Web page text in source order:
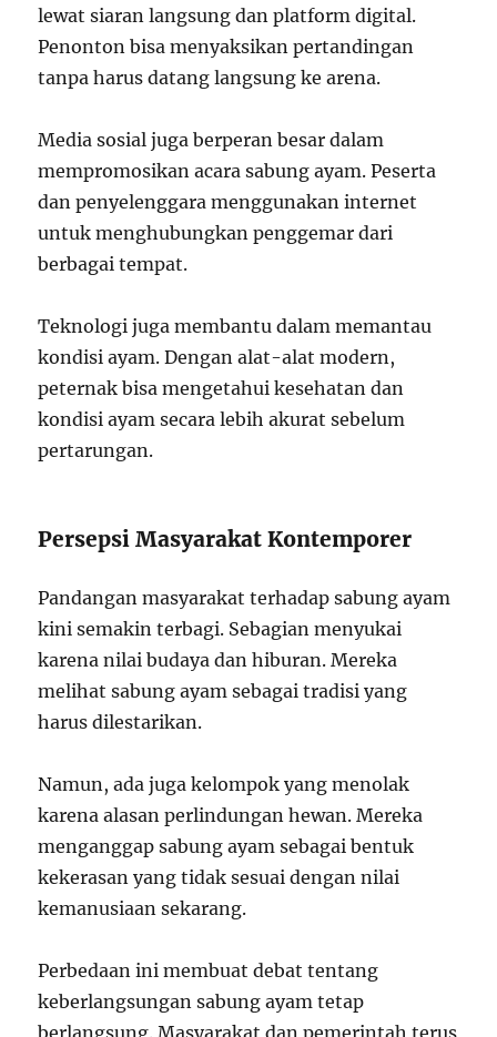
lewat siaran langsung dan platform digital.
Penonton bisa menyaksikan pertandingan
tanpa harus datang langsung ke arena.
Media sosial juga berperan besar dalam
mempromosikan acara sabung ayam. Peserta
dan penyelenggara menggunakan internet
untuk menghubungkan penggemar dari
berbagai tempat.
Teknologi juga membantu dalam memantau
kondisi ayam. Dengan alat-alat modern,
peternak bisa mengetahui kesehatan dan
kondisi ayam secara lebih akurat sebelum
pertarungan.
Persepsi Masyarakat Kontemporer
Pandangan masyarakat terhadap sabung ayam
kini semakin terbagi. Sebagian menyukai
karena nilai budaya dan hiburan. Mereka
melihat sabung ayam sebagai tradisi yang
harus dilestarikan.
Namun, ada juga kelompok yang menolak
karena alasan perlindungan hewan. Mereka
menganggap sabung ayam sebagai bentuk
kekerasan yang tidak sesuai dengan nilai
kemanusiaan sekarang.
Perbedaan ini membuat debat tentang
keberlangsungan sabung ayam tetap